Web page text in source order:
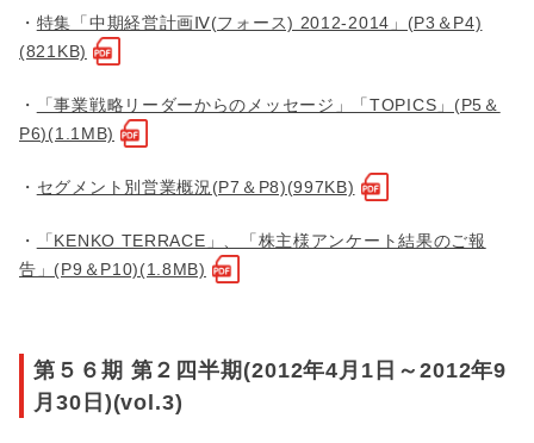
・ 特集「中期経営計画Ⅳ(フォース) 2012-2014」(P3＆P4)
(821KB)
・
「事業戦略リーダーからのメッセージ」「TOPICS」(P5＆
P6)(1.1MB)
・ セグメント別営業概況(P7＆P8)(997KB)
・
「KENKO TERRACE」、「株主様アンケート結果のご報
告」(P9＆P10)(1.8MB)
第５６期 第２四半期(2012年4月1日～2012年9
月30日)(vol.3)